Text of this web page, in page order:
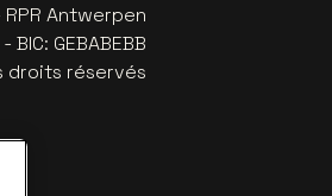
RPR Antwerpen
GEBABEBB
droits réservés